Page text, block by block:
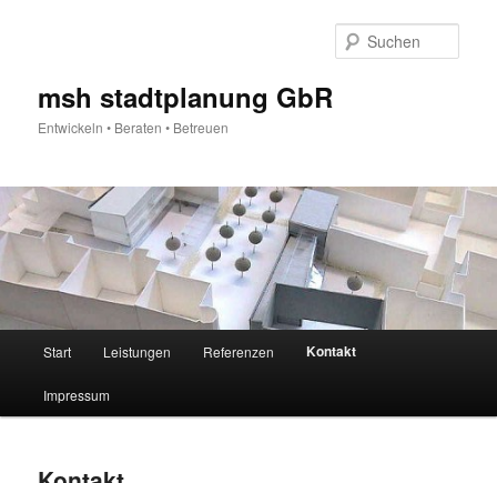
msh stadtplanung GbR
Entwickeln • Beraten • Betreuen
Start Leistungen Referenzen Kontakt
Impressum